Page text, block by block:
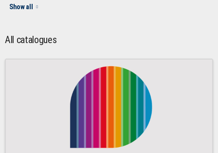
Show all
All catalogues